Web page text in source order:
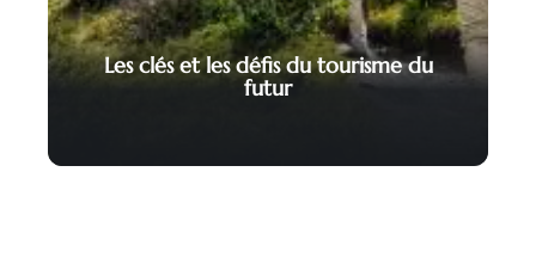
Les clés et les défis du tourisme du
futur